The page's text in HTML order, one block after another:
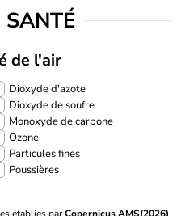
SANTÉ
de l'air
Dioxyde d'azote
Dioxyde de soufre
Monoxyde de carbone
Ozone
Particules fines
Poussières